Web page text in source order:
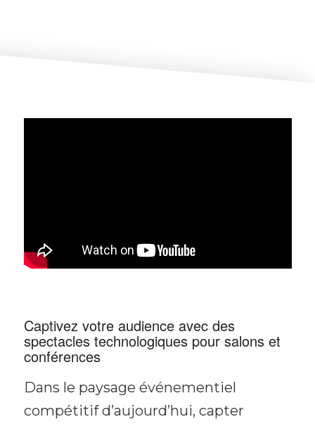
Captivez votre audience avec des
spectacles technologiques pour salons et
conférences
Dans le paysage événementiel
compétitif d’aujourd’hui, capter